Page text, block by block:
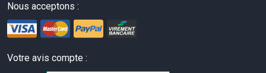
Nous acceptons :
Votre avis compte :